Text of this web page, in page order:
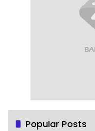
Popular Posts